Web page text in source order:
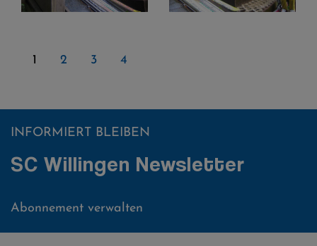
1 2 3 4
INFORMIERT BLEIBEN
SC Willingen Newsletter
Abonnement verwalten